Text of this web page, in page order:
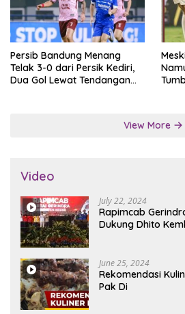
Persib Bandung Menang
Telak 3-0 dari Persik Kediri,
Dua Gol Lewat Tendangan
View More
Video
July 22, 2024
Rapimcab
Dukung Dhito
June 25, 2024
Rekomendasi
Pak Di